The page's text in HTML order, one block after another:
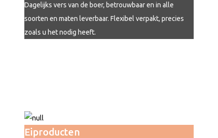
Dagelijks vers van de boer, betrouwbaar en in alle
soorten en maten leverbaar. Flexibel verpakt, precies
zoals u het nodig heeft.
Eiproducten